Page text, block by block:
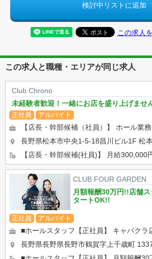
検討中リストに追加
この求人
この求人と職種・エリアが同じ求人
Club Chrono
未経験者歓迎！一緒にお店を盛り上げませ
正社員 アルバイト
長野県松本市中央1-5-18昌川ビル1F 松
CLUB FOUR GARDEN
月額報酬30万円!!店舗
タートOK!!
正社員 アルバイト